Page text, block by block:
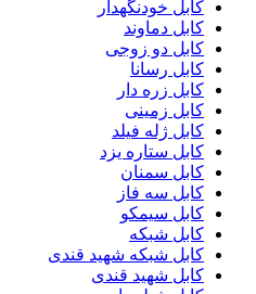
کابل خودنگهدار
کابل دماوند
کابل دو زوجی
کابل رسانا
کابل زره دار
کابل زمینی
کابل ژله فیلد
کابل ستاره یزد
کابل سمنان
کابل سه فاز
کابل سیمکو
کابل شبکه
کابل شبکه شهید قندی
کابل شهید قندی